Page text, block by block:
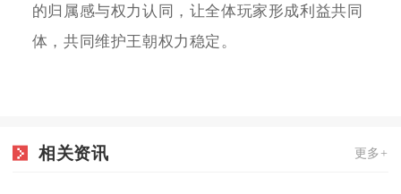
的归属感与权力认同，让全体玩家形成利益共同
体，共同维护王朝权力稳定。
相关资讯 更多+